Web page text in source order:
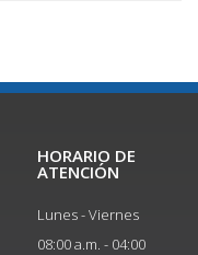
HORARIO DE
ATENCIÓN
Lunes - Viernes
08:00 a.m. - 04:00